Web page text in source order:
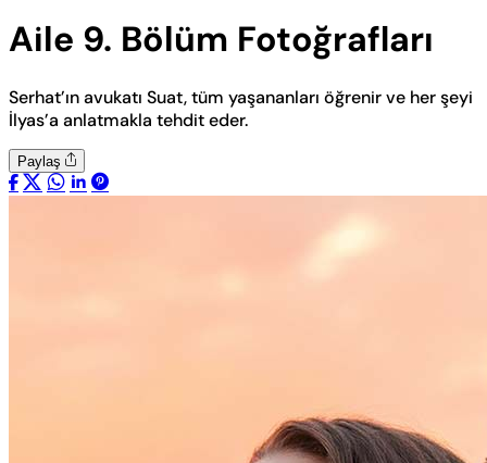
Aile 9. Bölüm Fotoğrafları
Serhat’ın avukatı Suat, tüm yaşananları öğrenir ve her şeyi
İlyas’a anlatmakla tehdit eder.
Paylaş